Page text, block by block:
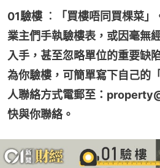
01驗樓 ︰「買樓唔同買棵菜」
業主們手執驗樓表，或因毫無
入手，甚至忽略單位的重要缺
為你驗樓，可簡單寫下自己的
人聯絡方式電郵至：
快與你聯絡。